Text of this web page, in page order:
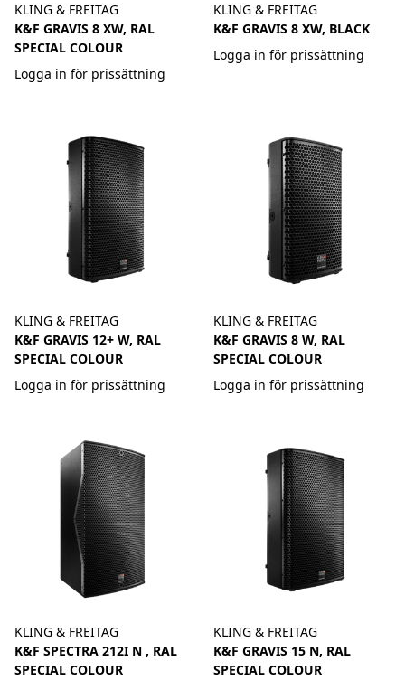
KLING & FREITAG
K&F GRAVIS 8 XW, RAL
SPECIAL COLOUR
Logga in för prissättning
KLING & FREITAG
K&F GRAVIS 8 XW, BLACK
Logga in för prissättning
KLING & FREITAG
K&F GRAVIS 12+ W, RAL
SPECIAL COLOUR
Logga in för prissättning
KLING & FREITAG
K&F GRAVIS 8 W, RAL
SPECIAL COLOUR
Logga in för prissättning
KLING & FREITAG
K&F SPECTRA 212I N , RAL
SPECIAL COLOUR
KLING & FREITAG
K&F GRAVIS 15 N, RAL
SPECIAL COLOUR